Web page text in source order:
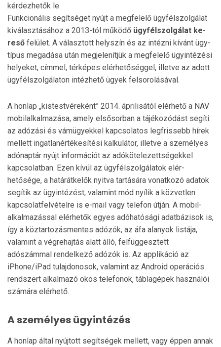
kérdezhetők le.
Funkcionális segítséget nyújt a megfelelő ügyfélszolgálat
kiválasztásához a 2013-tól működő ügyfélszolgálat ke­
reső felület. A választott helyszín és az intézni kívánt ügy­
típus megadása után megjelenítjük a megfelelő ügyinté­zési
helyeket, címmel, térképes elérhetőséggel, illetve az adott
ügyfélszolgálaton intézhető ügyek felsorolásával.
A honlap „kistestvéreként” 2014. áprilisától elérhető a NAV
mobilalkalmazása, amely elsősorban a tájékozó­dást segíti:
az adózási és vámügyekkel kapcsolatos leg­fris­sebb hírek
mellett ingatlanértékesítési kalkulátor, illetve a személyes
adónaptár nyújt információt az adókötelezettségekkel
kapcsolatban. Ezen kívül az ügyfélszolgálatok elér­
hetősége, a határátkelők nyitva tartására vonatkozó adatok
segítik az ügyintézést, valamint mód nyílik a köz­vetlen
kapcsolatfelvételre is e-mail vagy telefon útján. A mobil­
alkalmazással elérhetők egyes adóhatósági adatbázi­sok is,
így a köztartozásmentes adózók, az áfa alanyok listá­ja,
valamint a végrehajtás alatt álló, felfüggesztett
adószámmal rendelkező adózók is. Az applikáció az
iPhone/iPad tulajdonosok, valamint az Android operációs
rendszert alkalmazó okos telefonok, táblagépek használói
számára elérhető.
A személyes ügyintézés
A honlap által nyújtott segítségek mellett, vagy éppen annak